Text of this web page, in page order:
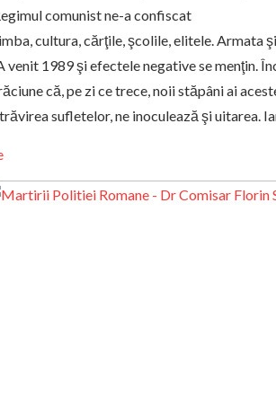
comunist ne-a confiscat
cultura, cărţile, şcolile, elitele. Armata
venit 1989 şi efectele negative se menţin.
că, pe zi ce trece, noii stăpâni ai
sufletelor, ne inoculează şi uitarea.